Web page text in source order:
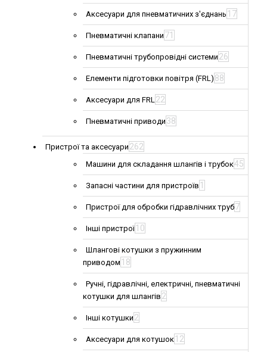
Аксесуари для пневматичних з'єднань 17
Пневматичні клапани 71
Пневматичні трубопровідні системи 26
Елементи підготовки повітря (FRL) 88
Аксесуари для FRL22
Пневматичні приводи 38
Пристрої та аксесуари 262
Машини для складання шлангів і трубок45
Запасні частини для пристроїв 1
Пристрої для обробки гідравлічних труб7
Інші пристрої 10
Шлангові котушки з пружинним
приводом 18
Ручні, гідравлічні, електричні, пневматичні
котушки для шлангів 2
Інші котушки 2
Аксесуари для котушок 12